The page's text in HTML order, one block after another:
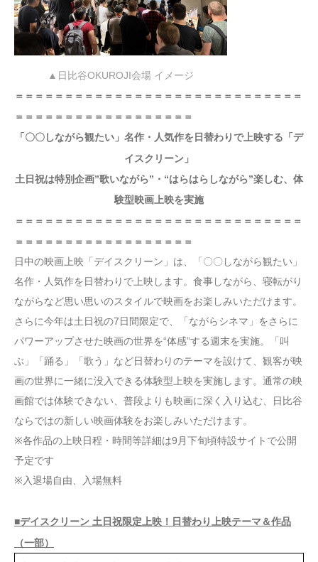
▲日比谷OKUROJI会場 イメージ
＝＝＝＝＝＝＝＝＝＝＝＝＝＝＝＝＝＝＝＝＝＝＝＝＝＝＝＝＝
＝＝＝＝＝＝＝＝＝＝＝＝＝＝＝＝＝＝
「〇〇しながら観たい」名作・人気作を日替わりで上映する「デ
イスクリーン」
土日祝は特別企画”歌いながら”・“はらはらしながら”楽しむ、体
験型映画上映を実施
＝＝＝＝＝＝＝＝＝＝＝＝＝＝＝＝＝＝＝＝＝＝＝＝＝＝＝＝＝
＝＝＝＝＝＝＝＝＝＝＝＝＝＝＝＝＝＝
日中の映画上映「デイスクリーン」は、「〇〇しながら観たい」
名作・人気作を日替わりで上映します。食事しながら、寝転がり
ながらなど思い思いのスタイルで映画をお楽しみいただけます。
さらに今年は土日祝の7日間限定で、「ながらシネマ」をさらに
パワーアップさせた映画の世界を“体感”する週末を実施。「叫
ぶ」「踊る」「歌う」など日替わりのテーマを設けて、観客が映
画の世界に一緒に没入できる体験型上映を実施します。通常の映
画館では体験できない、普段よりも映画に深く入り込む、日比谷
ならではの新しい映画体験をお楽しみいただけます。
※各作品の上映日程・時間等詳細は9月下旬頃特設サイトで公開
予定です
※入退場自由、入場無料
■デイスクリーン 土日祝限定上映！日替わり上映テーマ＆作品
（一部）